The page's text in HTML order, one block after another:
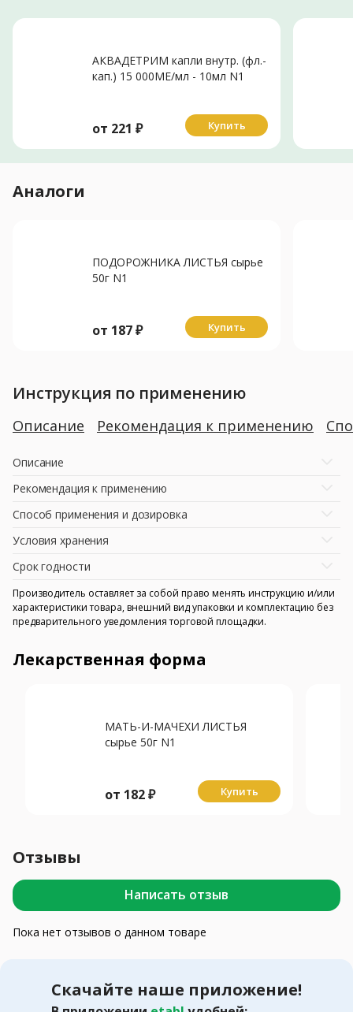
АКВАДЕТРИМ капли внутр. (фл.-
кап.) 15 000МЕ/мл - 10мл N1
от 221 ₽ Купить
Аналоги
ПОДОРОЖНИКА ЛИСТЬЯ сырье
50г N1
от 187₽ Купить
Инструкция по применению
Описание Рекомендация к применению
Описание
Рекомендация к применению
Способ применения и дозировка
Условия хранения
Срок годности
Производитель оставляет за собой право менять инструкцию и/или
характеристики товара, внешний вид упаковки и комплектацию без
предварительного уведомления торговой площадки.
Лекарственная форма
МАТЬ-И-МАЧЕХИ ЛИСТЬЯ
сырье 50г N1
от 182₽ Купить
Отзывы
Написать отзыв
Пока нет отзывов о данном товаре
Скачайте наше приложение!